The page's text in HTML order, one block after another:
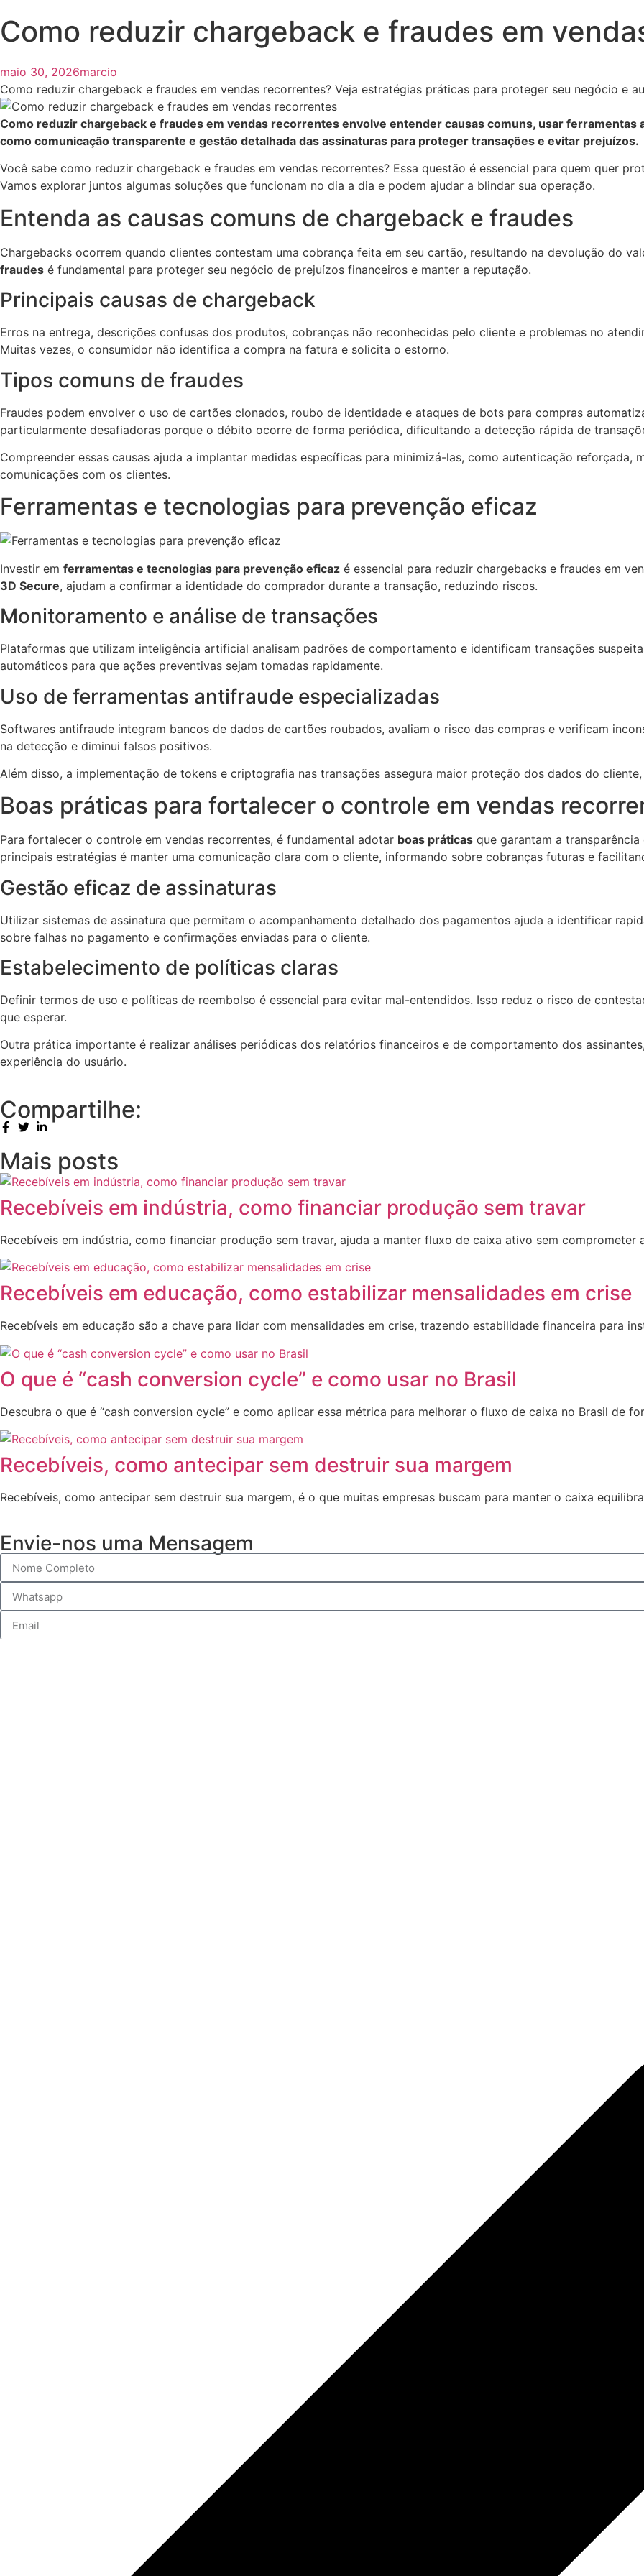
Como reduzir chargeback e fraudes em
maio 30, 2026marcio
Como reduzir chargeback e fraudes em vendas recorrentes? Veja estratégias práticas para proteger seu negócio e
Como reduzir chargeback e fraudes em vendas recorrentes envolve entender causas comuns, usar
como comunicação transparente e gestão detalhada das assinaturas para proteger transações e evitar prejuízos.
Você sabe como reduzir chargeback e fraudes em vendas recorrentes? Essa questão é essencial para quem quer
Vamos explorar juntos algumas soluções que funcionam no dia a dia e podem ajudar a blindar sua operação.
Entenda as causas comuns de chargeback e fraudes
Chargebacks ocorrem quando clientes contestam uma cobrança feita em seu cartão, resultando na devolução do
fraudes é fundamental para proteger seu negócio de prejuízos financeiros e manter a reputação.
Principais causas de chargeback
Erros na entrega, descrições confusas dos produtos, cobranças não reconhecidas pelo cliente e problemas no
Muitas vezes, o consumidor não identifica a compra na fatura e solicita o estorno.
Tipos comuns de fraudes
Fraudes podem envolver o uso de cartões clonados, roubo de identidade e ataques de bots para compras
particularmente desafiadoras porque o débito ocorre de forma periódica, dificultando a detecção rápida de
Compreender essas causas ajuda a implantar medidas específicas para minimizá-las, como autenticação reforçada,
comunicações com os clientes.
Ferramentas e tecnologias para prevenção eficaz
Investir em ferramentas e tecnologias para prevenção eficaz é essencial para reduzir chargebacks e fraudes em
3D Secure, ajudam a confirmar a identidade do comprador durante a transação, reduzindo riscos.
Monitoramento e análise de transações
Plataformas que utilizam inteligência artificial analisam padrões de comportamento e identificam transações
automáticos para que ações preventivas sejam tomadas rapidamente.
Uso de ferramentas antifraude especializadas
Softwares antifraude integram bancos de dados de cartões roubados, avaliam o risco das compras e verificam
na detecção e diminui falsos positivos.
Além disso, a implementação de tokens e criptografia nas transações assegura maior proteção dos dados do
Boas práticas para fortalecer o controle em vendas
Para fortalecer o controle em vendas recorrentes, é fundamental adotar boas práticas que garantam a
principais estratégias é manter uma comunicação clara com o cliente, informando sobre cobranças futuras e
Gestão eficaz de assinaturas
Utilizar sistemas de assinatura que permitam o acompanhamento detalhado dos pagamentos ajuda a identificar
sobre falhas no pagamento e confirmações enviadas para o cliente.
Estabelecimento de políticas claras
Definir termos de uso e políticas de reembolso é essencial para evitar mal-entendidos. Isso reduz o risco de
que esperar.
Outra prática importante é realizar análises periódicas dos relatórios financeiros e de comportamento dos
experiência do usuário.
Compartilhe:
Mais posts
Recebíveis em indústria, como financiar produção sem travar
Recebíveis em indústria, como financiar produção sem travar, ajuda a manter fluxo de caixa ativo sem comprometer
Recebíveis em educação, como estabilizar mensalidades em crise
Recebíveis em educação são a chave para lidar com mensalidades em crise, trazendo estabilidade financeira para
O que é “cash conversion cycle” e como usar no Brasil
Descubra o que é “cash conversion cycle” e como aplicar essa métrica para melhorar o fluxo de caixa no Brasil de
Recebíveis, como antecipar sem destruir sua margem
Recebíveis, como antecipar sem destruir sua margem, é o que muitas empresas buscam para manter o caixa
Envie-nos uma Mensagem